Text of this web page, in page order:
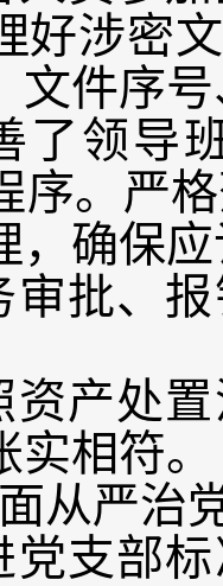
好涉密
文件序
了领导
序。严
，确保
审批、
资产处
相符。
从严治
党支部